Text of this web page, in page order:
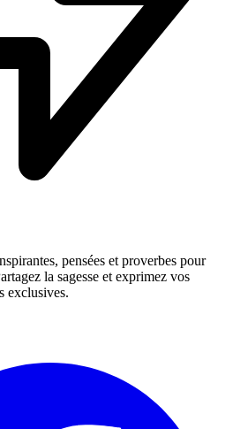
pensées et proverbes pour
la sagesse et exprimez vos
exclusives.